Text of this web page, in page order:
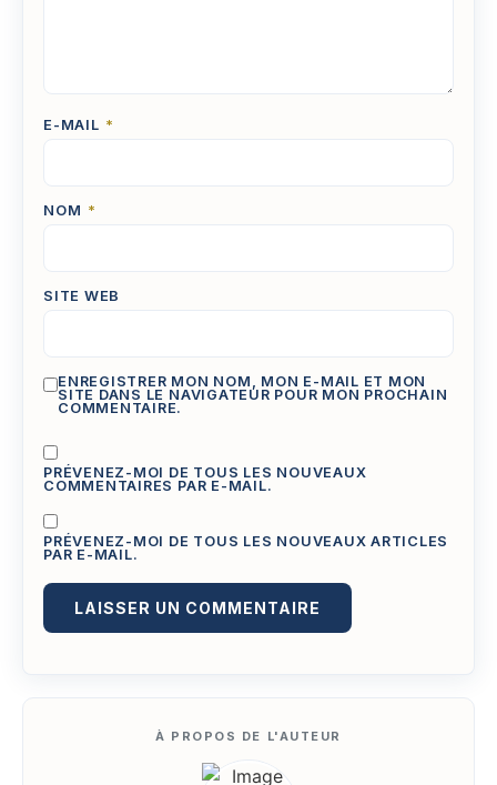
E-MAIL *
NOM *
SITE WEB
ENREGISTRER MON NOM, MON E-MAIL ET MON
SITE DANS LE NAVIGATEUR POUR MON PROCHAIN
COMMENTAIRE.
PRÉVENEZ-MOI DE TOUS LES NOUVEAUX
COMMENTAIRES PAR E-MAIL.
PRÉVENEZ-MOI DE TOUS LES NOUVEAUX ARTICLES
PAR E-MAIL.